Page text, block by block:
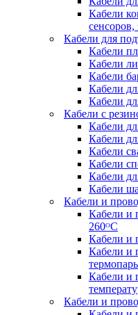
Кабели
cенсоров,
Кабели для
Кабели
Кабели
Кабели
Кабели
Кабели
Кабели с
Кабели
Кабели
Кабели
Кабели
Кабели
Кабели
Кабели и
Кабели и
260ᴼС
Кабели и
Кабели и
Кабели и
Кабели и